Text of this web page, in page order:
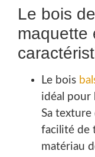
Le bois
maquette
Le bois
idéal pour
Sa texture
facilité de
matériau